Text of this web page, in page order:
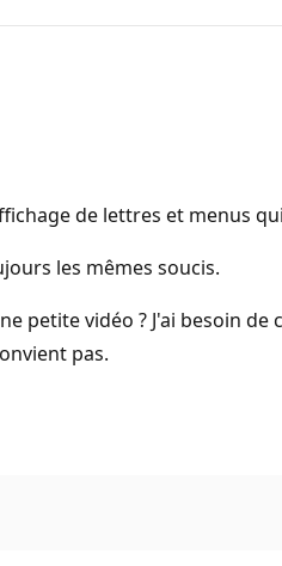
de lettres et menus
les mêmes soucis.
vidéo ? J'ai besoin de
pas.